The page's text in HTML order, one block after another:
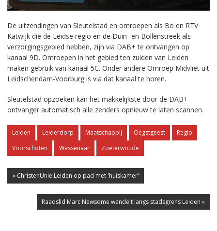
De uitzendingen van Sleutelstad en omroepen als Bo en RTV
Katwijk die de Leidse regio en de Duin- en Bollenstreek als
verzorgingsgebied hebben, zijn via DAB+ te ontvangen op
kanaal 9D. Omroepen in het gebied ten zuiden van Leiden
maken gebruik van kanaal 5C. Onder andere Omroep Midvliet uit
Leidschendam-Voorburg is via dat kanaal te horen.
Sleutelstad opzoeken kan het makkelijkste door de DAB+
ontvanger automatisch alle zenders opnieuw te laten scannen.
Leiden Leiderdorp Maatschappij Oegstgeest
Regio
Voorschoten
Wassenaar Zoeterwoude
« ChristenUnie Leiden op pad met 'huiskamer'
Raadslid Marc Newsome wandelt langs stadsgrens Leiden »